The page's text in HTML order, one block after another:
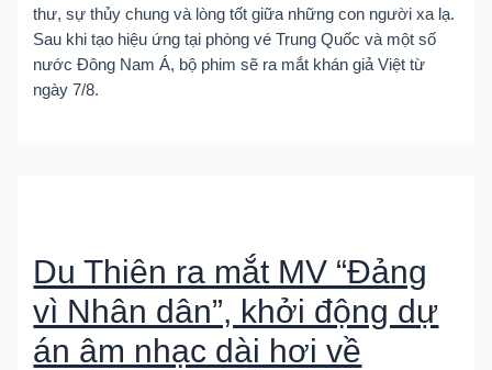
thư, sự thủy chung và lòng tốt giữa những con người xa lạ.
Sau khi tạo hiệu ứng tại phòng vé Trung Quốc và một số
nước Đông Nam Á, bộ phim sẽ ra mắt khán giả Việt từ
ngày 7/8.
Du Thiên ra mắt MV “Đảng
vì Nhân dân”, khởi động dự
án âm nhạc dài hơi về